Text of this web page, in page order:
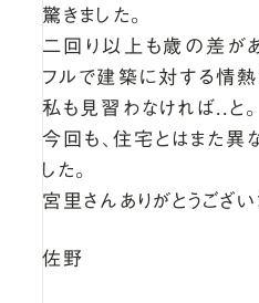
驚きました。
二回り以上も歳の差が
フルで建築に対する情熱
私も見習わなければ..と。
今回も、住宅とはまた異
した。
宮里さんありがとうござい
佐野